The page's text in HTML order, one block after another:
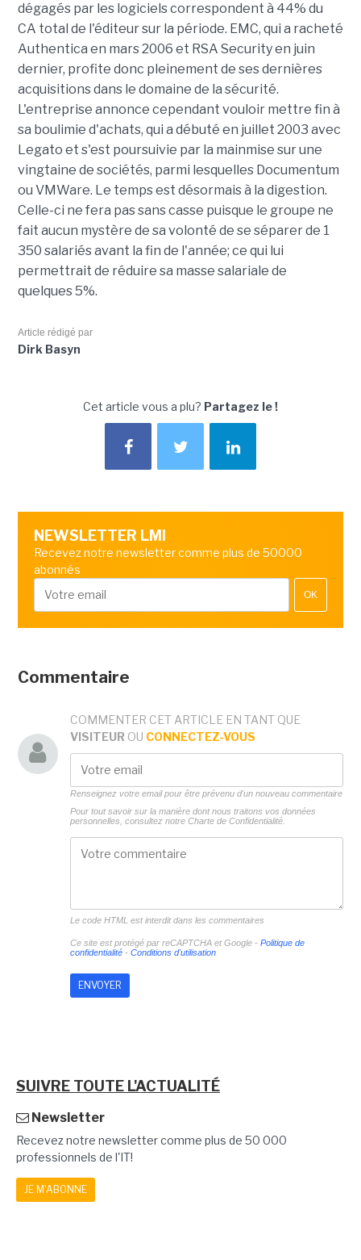
dégagés par les logiciels correspondent à 44% du
CA total de l'éditeur sur la période. EMC, qui a racheté
Authentica en mars 2006 et RSA Security en juin
dernier, profite donc pleinement de ses dernières
acquisitions dans le domaine de la sécurité.
L'entreprise annonce cependant vouloir mettre fin à
sa boulimie d'achats, qui a débuté en juillet 2003 avec
Legato et s'est poursuivie par la mainmise sur une
vingtaine de sociétés, parmi lesquelles Documentum
ou VMWare. Le temps est désormais à la digestion.
Celle-ci ne fera pas sans casse puisque le groupe ne
fait aucun mystère de sa volonté de se séparer de 1
350 salariés avant la fin de l'année; ce qui lui
permettrait de réduire sa masse salariale de
quelques 5%.
Article rédigé par
Dirk Basyn
Cet article vous a plu? Partagez le !
NEWSLETTER LMI
Recevez notre newsletter comme plus de 50000
abonnés
OK
Commentaire
COMMENTER CET ARTICLE EN TANT QUE
VISITEUR OU CONNECTEZ-VOUS
Renseignez votre email pour être prévenu d'un nouveau commentaire
Pour tout savoir sur la manière dont nous traitons vos données
personnelles, consultez notre Charte de Confidentialité.
Le code HTML est interdit dans les commentaires
Ce site est protégé par reCAPTCHA et Google - Politique de
confidentialité- Conditions d'utilisation
SUIVRE TOUTE L'ACTUALITÉ
Newsletter
Recevez notre newsletter comme plus de 50 000
professionnels de l'IT!
JE M'ABONNE